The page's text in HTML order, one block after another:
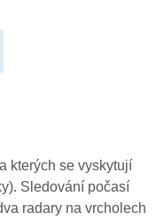
kterých se vyskytují
Sledování počasí
radary na vrcholech